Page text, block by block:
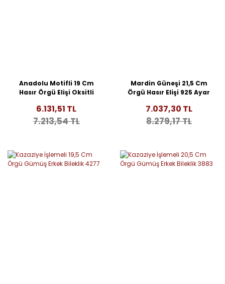
Anadolu Motifli 19 Cm
Hasır Örgü Elişi Oksitli
4358
6.131,51 TL
7.213,54 TL
Mardin Güneşi 21,5 Cm
Örgü Hasır Elişi 925 Ayar
4355
7.037,30 TL
8.279,17 TL